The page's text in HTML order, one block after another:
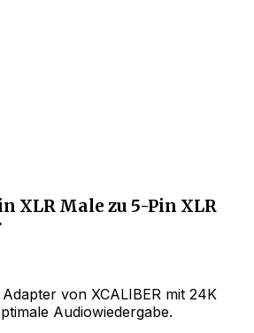
XLR Male zu 5-Pin XLR
von XCALIBER mit 24K
Audiowiedergabe.